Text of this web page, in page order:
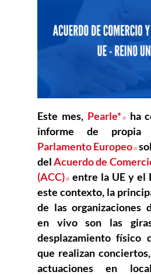
Este mes, Pearle* Abre
ha
informe de propia
Parlamento Europeo
delAcuerdo de
(ACC)
Abre en nueva
entre la UE y el
este contexto, la
de las organizaciones
en vivo son las
desplazamiento físico
que realizan
actuaciones en